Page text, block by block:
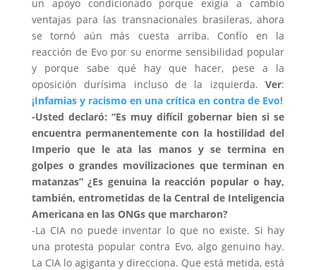
un apoyo condicionado porque exigía a cambio
ventajas para las transnacionales brasileras, ahora
se tornó aún más cuesta arriba. Confío en la
reacción de Evo por su enorme sensibilidad popular
y porque sabe qué hay que hacer, pese a la
oposición durísima incluso de la izquierda.Ver:
¡Infamias y racismo en una crítica en contra de Evo!
-Usted declaró: “Es muy difícil gobernar bien si se
encuentra permanentemente con la hostilidad del
Imperio que le ata las manos y se termina en
golpes o grandes movilizaciones que terminan en
matanzas” ¿Es genuina la reacción popular o hay,
también, entrometidas de la Central de Inteligencia
Americana en las ONGs que marcharon?
-La CIA no puede inventar lo que no existe. Si hay
una protesta popular contra Evo, algo genuino hay.
La CIA lo agiganta y direcciona. Que está metida, está